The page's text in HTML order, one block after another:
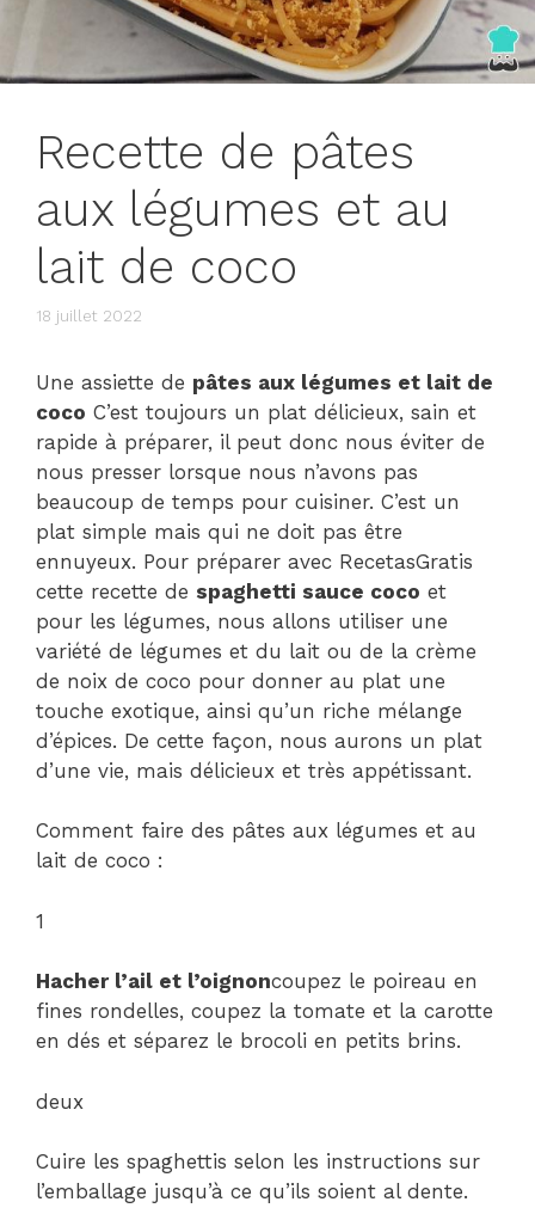
Recette de pâtes
aux légumes et au
lait de coco
18 juillet 2022
Une assiette de pâtes aux légumes et lait de
coco C’est toujours un plat délicieux, sain et
rapide à préparer, il peut donc nous éviter de
nous presser lorsque nous n’avons pas
beaucoup de temps pour cuisiner. C’est un
plat simple mais qui ne doit pas être
ennuyeux. Pour préparer avec RecetasGratis
cette recette de spaghetti sauce coco et
pour les légumes, nous allons utiliser une
variété de légumes et du lait ou de la crème
de noix de coco pour donner au plat une
touche exotique, ainsi qu’un riche mélange
d’épices. De cette façon, nous aurons un plat
d’une vie, mais délicieux et très appétissant.
Comment faire des pâtes aux légumes et au
lait de coco :
1
Hacher l’ail et l’oignoncoupez le poireau en
fines rondelles, coupez la tomate et la carotte
en dés et séparez le brocoli en petits brins.
deux
Cuire les spaghettis selon les instructions sur
l’emballage jusqu’à ce qu’ils soient al dente.